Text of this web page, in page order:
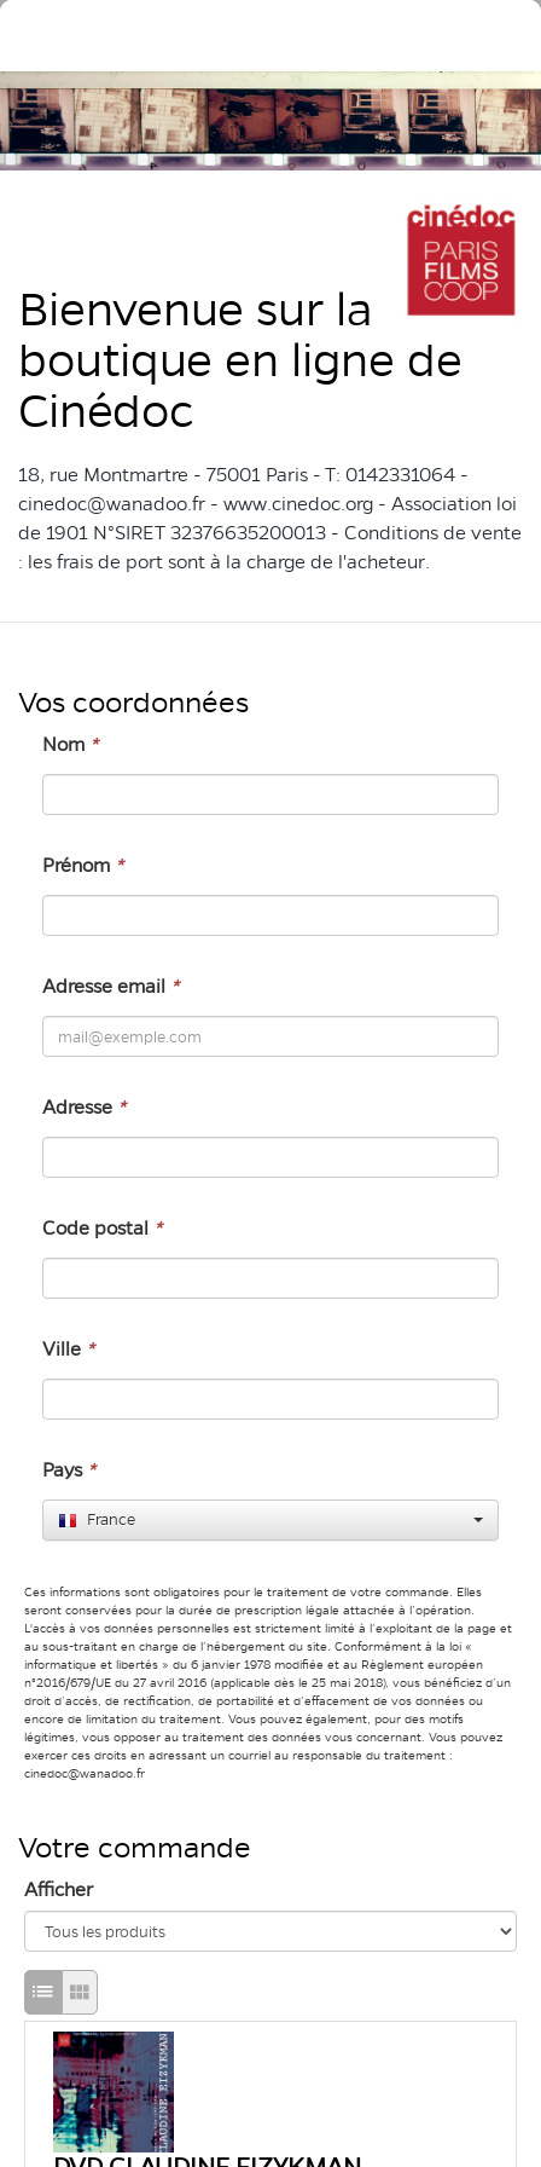
Bienvenue sur la
boutique en ligne de
Cinédoc
18, rue Montmartre - 75001 Paris - T: 0142331064 -
cinedoc@wanadoo.fr - www.cinedoc.org - Association loi
de 1901 N°SIRET 32376635200013 - Conditions de vente
: les frais de port sont à la charge de l'acheteur.
Vos coordonnées
Nom *
Prénom *
Adresse email *
Adresse *
Code postal *
Ville *
Pays *
France
Ces informations sont obligatoires pour le traitement de votre commande. Elles
seront conservées pour la durée de prescription légale attachée à l’opération.
L'accès à vos données personnelles est strictement limité à l’exploitant de la page et
au sous-traitant en charge de l’hébergement du site. Conformément à la loi «
informatique et libertés » du 6 janvier 1978 modifiée et au Règlement européen
n°2016/679/UE du 27 avril 2016 (applicable dès le 25 mai 2018), vous bénéficiez d’un
droit d’accès, de rectification, de portabilité et d’effacement de vos données ou
encore de limitation du traitement. Vous pouvez également, pour des motifs
légitimes, vous opposer au traitement des données vous concernant. Vous pouvez
exercer ces droits en adressant un courriel au responsable du traitement :
cinedoc@wanadoo.fr
Votre commande
Afficher
Passage
en
mode
d'affichage
liste
Passage
en
mode
d'affichage
grille